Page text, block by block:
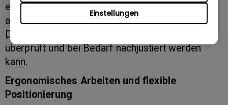
Einstellungen
entwickelte Kalibrierung, mit der jeder Monitor
auch nachträglich wieder auf die optimale
Darstellung des jeweiligen Farbraums hin
überprüft und bei Bedarf nachjustiert werden
kann.
Ergonomisches Arbeiten und flexible
Positionierung